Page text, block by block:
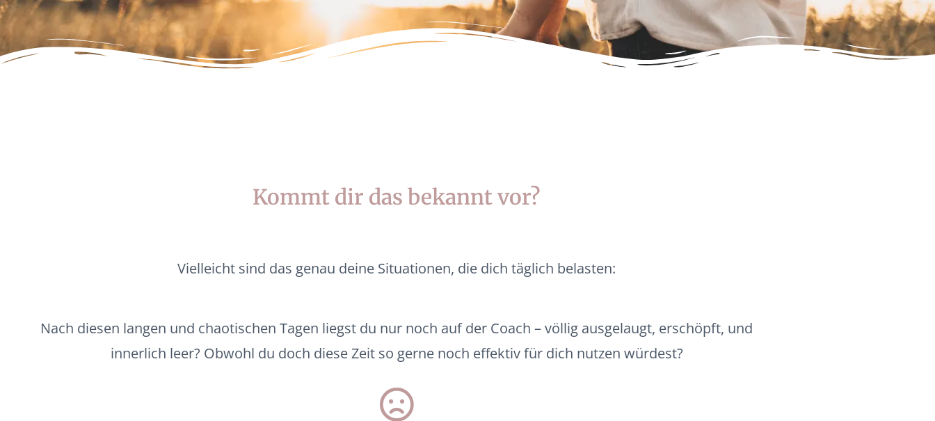
Kommt dir das bekanntvor?
Vielleicht sind das genau deine Situationen, die dich täglich belasten:
Nach diesen langen und chaotischen Tagen liegst du nur noch auf der Coach – völlig ausgelaugt, erschöpft, und
innerlich leer? Obwohl du doch diese Zeit so gerne noch effektiv für dich nutzen würdest?